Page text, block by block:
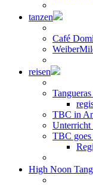
tanzen
Café
reisen
TBC in
TBC
High Noon